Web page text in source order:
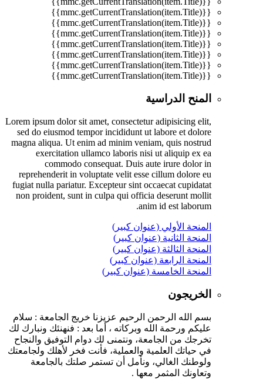
{{mmc.getCurrentTranslation(item.Title)}}
{{mmc.getCurrentTranslation(item.Title)}}
{{mmc.getCurrentTranslation(item.Title)}}
{{mmc.getCurrentTranslation(item.Title)}}
{{mmc.getCurrentTranslation(item.Title)}}
{{mmc.getCurrentTranslation(item.Title)}}
{{mmc.getCurrentTranslation(item.Title)}}
المنح الدراسية
Lorem ipsum dolor sit amet, consectetur adipisicing elit,
sed do eiusmod tempor incididunt ut labore et dolore
magna aliqua. Ut enim ad minim veniam, quis nostrud
exercitation ullamco laboris nisi ut aliquip ex ea
commodo consequat. Duis aute irure dolor in
reprehenderit in voluptate velit esse cillum dolore eu
fugiat nulla pariatur. Excepteur sint occaecat cupidatat
non proident, sunt in culpa qui officia deserunt mollit
anim id est laborum.
المنحة الأولي (عنوان كبير)
المنحة الثانية (عنوان كبير)
المنحة الثالثة (عنوان كبير)
المنحة الرابعة (عنوان كبير)
المنحة الخامسة (عنوان كبير)
الخريجون
بسم الله الرحمن الرحيم عزيزنا خريج الجامعة : سلام
عليكم ورحمة الله وبركاته ، أما بعد : فنهنئك ونبارك لك
تخرجك من الجامعة، ونتمنى لك دوام التوفيق والنجاح
في حياتك العلمية والعملية، فأنت فخر لأهلك ولجامعتك
ولوطنك الغالي، ونأمل أن تستمر صلتك بالجامعة
وتعاونك المثمر معها .